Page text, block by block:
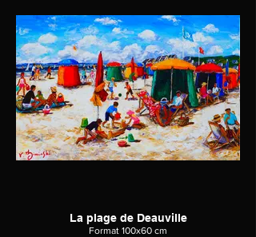
La plage de Deauville
Format 100x60 cm